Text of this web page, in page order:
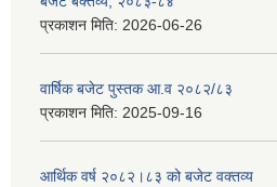
प्रकाशन मिति: 2026-06-26
वार्षिक बजेट पुस्तक आ.व २०८२/८३
प्रकाशन मिति: 2025-09-16
आर्थिक वर्ष २०८२।८३ को बजेट वक्तव्य